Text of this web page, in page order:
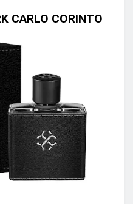
CARLO CORINTO